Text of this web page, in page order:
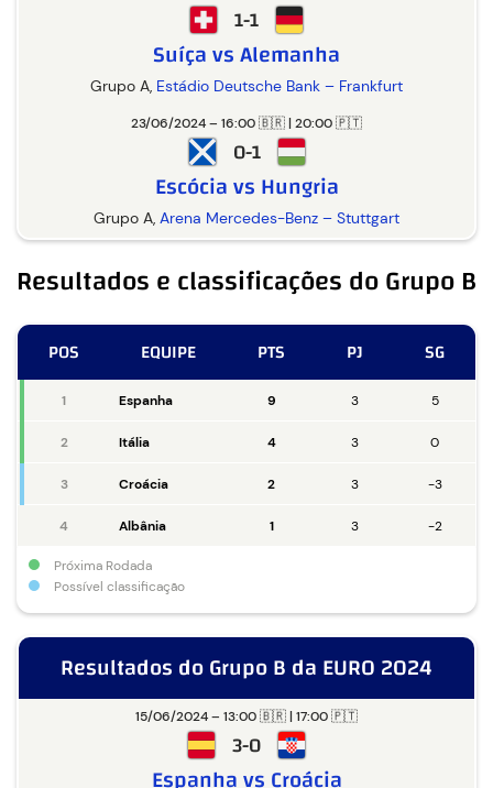
Grupo A, Estádio Deutsche Bank – Frankfurt
1-1
Suíça vs Alemanha
23/06/2024 – 16:00 🇧🇷 | 20:00 🇵🇹
Grupo A, Arena Mercedes-Benz – Stuttgart
0-1
Escócia vs Hungria
Resultados e classificações do Grupo B
POS EQUIPE PTS PJ SG
1 Espanha 9 3 5
2 Itália 4 3 0
3 Croácia 2 3 -3
4 Albânia 1 3 -2
Próxima Rodada
Possível classificação
Resultados do Grupo B da EURO 2024
15/06/2024 – 13:00 🇧🇷 | 17:00 🇵🇹
3-0
Espanha vs Croácia